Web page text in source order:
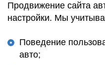
Продвижение сайта
настройки. Мы
Поведение
авто;